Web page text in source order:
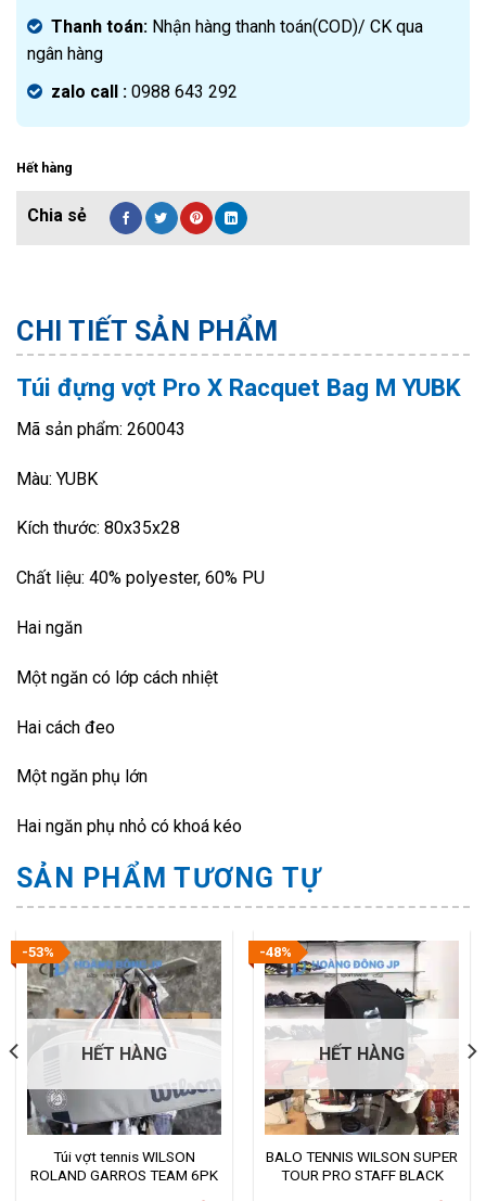
Thanh toán: Nhận hàng thanh toán(COD)/ CK qua
ngân hàng
zalo call : 0988 643 292
Hết hàng
CHI TIẾT SẢN PHẨM
Túi đựng vợt Pro X Racquet Bag M YUBK
Mã sản phẩm: 260043
Màu: YUBK
Kích thước: 80x35x28
Chất liệu: 40% polyester, 60% PU
Hai ngăn
Một ngăn có lớp cách nhiệt
Hai cách đeo
Một ngăn phụ lớn
Hai ngăn phụ nhỏ có khoá kéo
SẢN PHẨM TƯƠNG TỰ
-53%
HẾT HÀNG
Túi vợt tennis WILSON
ROLAND GARROS TEAM 6PK
-48%
HẾT HÀNG
BALO TENNIS WILSON SUPER
TOUR PRO STAFF BLACK